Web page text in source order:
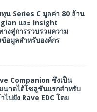
น Series C มูลค่า 80 ล้าน
และ Insight
างสู่การรวบรวมความ
ข้อมูลสำหรับองค์กร
Companion ซึ่งเป็น
าดได้โซลูชันแรกสำหรับ
ไปยัง Rave EDC โดย